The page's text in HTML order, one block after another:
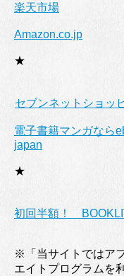
楽天市場
Amazon.co.jp
★
セブンネットショッ
電子書籍マンガなら
japan
★
初回半額！
※「当サイトではア
エイトプログラムを